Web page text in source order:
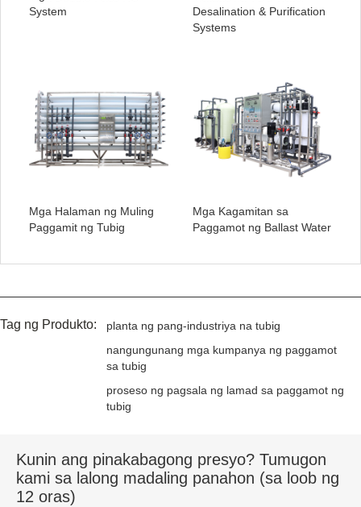
System
Desalination & Purification
Systems
Mga Halaman ng Muling
Paggamit ng Tubig
Mga Kagamitan sa
Paggamot ng Ballast Water
Tag ng Produkto:
planta ng pang-industriya na tubig
nangungunang mga kumpanya ng paggamot
sa tubig
proseso ng pagsala ng lamad sa paggamot ng
tubig
Kunin ang pinakabagong presyo? Tumugon
kami sa lalong madaling panahon (sa loob ng
12 oras)